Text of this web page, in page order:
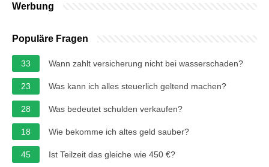
Werbung
Populäre Fragen
33 Wann zahlt versicherung nicht bei wasserschaden?
23 Was kann ich alles steuerlich geltend machen?
28 Was bedeutet schulden verkaufen?
18 Wie bekomme ich altes geld sauber?
45 Ist Teilzeit das gleiche wie 450 €?